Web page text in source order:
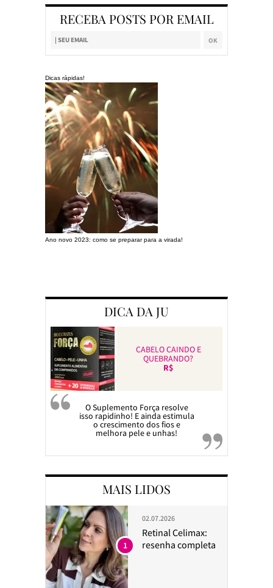
RECEBA POSTS POR EMAIL
Dicas rápidas!
Ano novo 2023: como se preparar para a virada!
DICA DA JU
CABELO CAINDO E
QUEBRANDO?
R$
O Suplemento Força resolve
isso rapidinho! E ainda estimula
o crescimento dos fios e
melhora pele e unhas!
MAIS LIDOS
02.07.2026
Retinal Celimax:
resenha completa
1